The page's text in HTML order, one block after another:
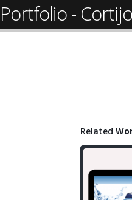
Portfolio -
Related